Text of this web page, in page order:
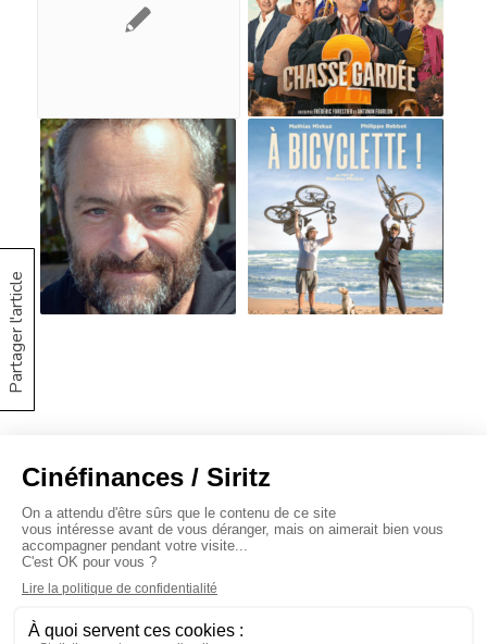
Partager l'article
À propos
Baromètres
Cinéscoop
Éditorial
Le Carrefour